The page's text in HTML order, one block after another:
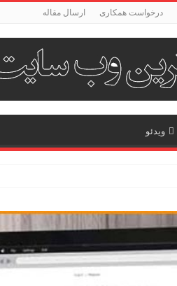
درخواست همکاری ارسال مقاله
ویدئو